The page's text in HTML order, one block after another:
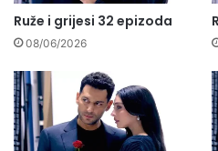
Ruže i grijesi 32 epizoda
08/06/2026